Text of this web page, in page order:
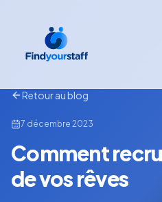
Retour au blog
7 décembre 2023
Comment
de vos rêves